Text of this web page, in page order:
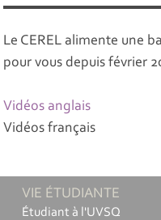
Le CEREL alimente une
pour vous depuis février
Vidéos anglais
Vidéos français
VIE ÉTUDIANTE
Étudiant à l'UVSQ